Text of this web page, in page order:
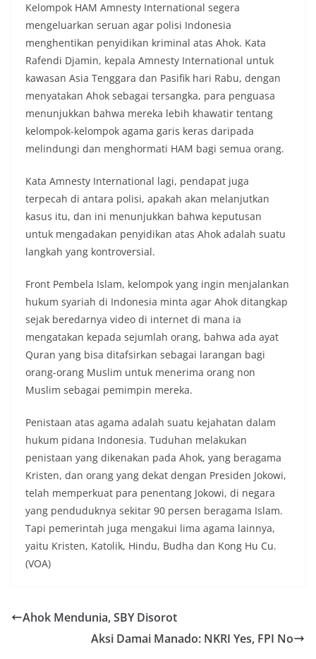
Kelompok HAM Amnesty International segera
mengeluarkan seruan agar polisi Indonesia
menghentikan penyidikan kriminal atas Ahok. Kata
Rafendi Djamin, kepala Amnesty International untuk
kawasan Asia Tenggara dan Pasifik hari Rabu, dengan
menyatakan Ahok sebagai tersangka, para penguasa
menunjukkan bahwa mereka lebih khawatir tentang
kelompok-kelompok agama garis keras daripada
melindungi dan menghormati HAM bagi semua orang.
Kata Amnesty International lagi, pendapat juga
terpecah di antara polisi, apakah akan melanjutkan
kasus itu, dan ini menunjukkan bahwa keputusan
untuk mengadakan penyidikan atas Ahok adalah suatu
langkah yang kontroversial.
Front Pembela Islam, kelompok yang ingin menjalankan
hukum syariah di Indonesia minta agar Ahok ditangkap
sejak beredarnya video di internet di mana ia
mengatakan kepada sejumlah orang, bahwa ada ayat
Quran yang bisa ditafsirkan sebagai larangan bagi
orang-orang Muslim untuk menerima orang non
Muslim sebagai pemimpin mereka.
Penistaan atas agama adalah suatu kejahatan dalam
hukum pidana Indonesia. Tuduhan melakukan
penistaan yang dikenakan pada Ahok, yang beragama
Kristen, dan orang yang dekat dengan Presiden Jokowi,
telah memperkuat para penentang Jokowi, di negara
yang penduduknya sekitar 90 persen beragama Islam.
Tapi pemerintah juga mengakui lima agama lainnya,
yaitu Kristen, Katolik, Hindu, Budha dan Kong Hu Cu.
(VOA)
Ahok Mendunia, SBY Disorot
Aksi Damai Manado: NKRI Yes, FPI No